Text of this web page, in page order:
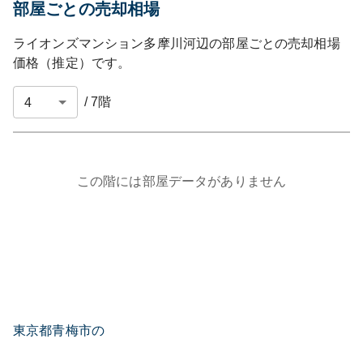
部屋ごとの売却相場
ライオンズマンション多摩川河辺の部屋ごとの売却相場
価格（推定）です。
/7階
この階には部屋データがありません
東京都青梅市の